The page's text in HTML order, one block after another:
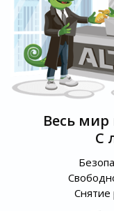
Весь мир
С
Снятие